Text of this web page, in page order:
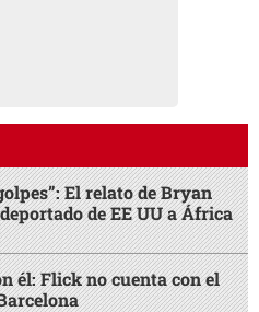
El relato de Bryan
de EE UU a África
él: Flick no cuenta con el